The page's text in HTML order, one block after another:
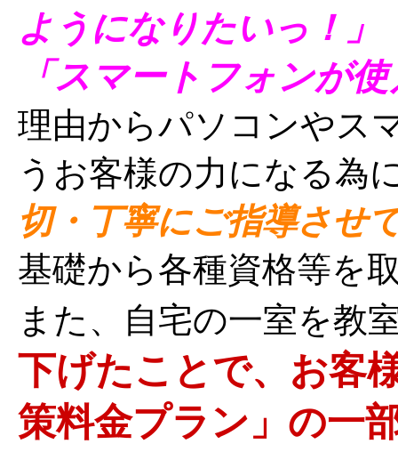
ようになりたいっ！」
「スマートフォンが
理由からパソコンやス
うお客様の力になる為
切・丁寧にご指導させ
基礎から各種資格等を
また、自宅の一室を教
下げたことで、お客
策料金プラン」の一